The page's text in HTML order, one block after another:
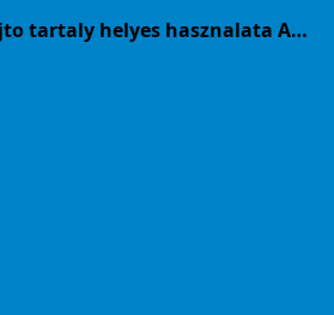
esovizgyujto tartaly helyes hasznalata A3.pdf